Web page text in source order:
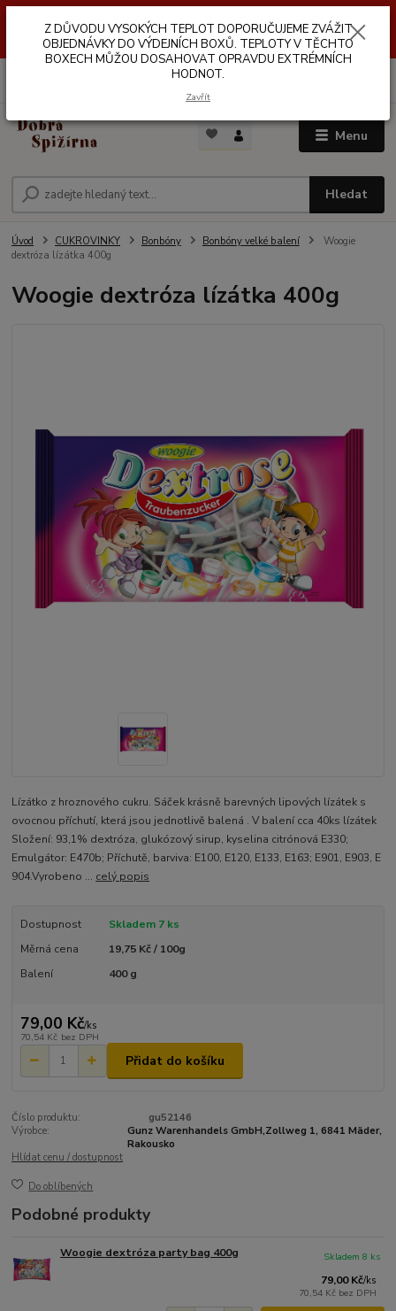
VÝDEJNÍCH BOXŮ. TEPLOTA V TĚCHTO BOXECH MŮŽE DOSAHOVAT
OPRAVDU EXTRÉMNÍCH HODNOT.
Menu
Hledat
Úvod CUKROVINKY Bonbóny Bonbóny velké balení
Woogie
dextróza lízátka 400g
Woogie dextróza lízátka 400g
Lízátko z hroznového cukru. Sáček krásně barevných lipových lízátek s
ovocnou příchutí, která jsou jednotlivě balená . V balení cca 40ks lízátek
Složení: 93,1% dextróza, glukózový sirup, kyselina citrónová E330;
Emulgátor: E470b; Příchutě, barviva: E100, E120, E133, E163; E901, E903, E
904.Vyrobeno ... celý popis
Dostupnost
Skladem 7 ks
Měrná cena
19,75 Kč / 100g
Balení
400 g
79,00 Kč/ks
70,54 Kč bez DPH
Přidat do košíku
Číslo produktu:
gu52146
Výrobce:
Gunz Warenhandels GmbH,Zollweg 1, 6841 Mäder,
Rakousko
Hlídat cenu / dostupnost
Do oblíbených
Podobné produkty
Woogie dextróza party bag 400g
79,00 Kč/ks
70,54 Kč bez DPH
Skladem 8 ks
Z DŮVODU VYSOKÝCH TEPLOT DOPORUČUJEME ZVÁŽIT
OBJEDNÁVKY DO VÝDEJNÍCH BOXŮ. TEPLOTY V TĚCHTO
BOXECH MŮŽOU DOSAHOVAT OPRAVDU EXTRÉMNÍCH
HODNOT.
Zavřít